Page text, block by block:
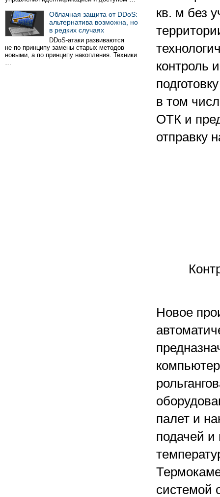
Облачная защита от DDoS:
альтернатива возможна, но
в редких случаях
DDoS-атаки развиваются
не по принципу замены старых методов
новыми, а по принципу накопления. Техники
…
кв. м без
контроль
в том
ОТК и
отправку
Новое
палет и
подачей и
системой